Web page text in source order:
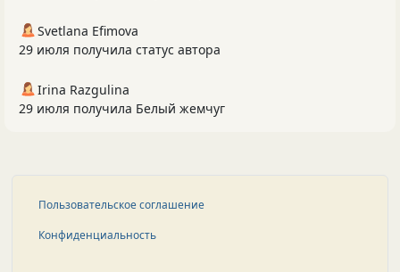
Svetlana Efimova
29 июля получила статус автора
Irina Razgulina
29 июля получила Белый жемчуг
Пользовательское соглашение
Конфиденциальность